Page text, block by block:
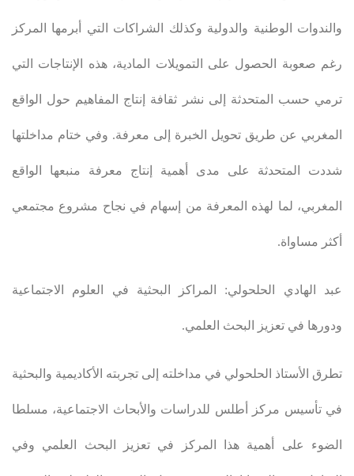
والندوات الوطنية والدولية وكذلك الشراكات التي أبرمها المركز
رغم صعوبة الحصول على التمويلات المادية، هذه الإنتاجات التي
ترمي حسب المتحدثة إلى نشر ثقافة إنتاج المفاهيم حول الواقع
المغربي عن طريق تحويل الخبرة إلى معرفة. وفي ختام مداخلتها
شددت المتحدثة على مدى أهمية إنتاج معرفة منبعها الواقع
المغربي، لما لهذه المعرفة من إسهام في نجاح مشروع مجتمعي
أكثر مساواة.
عبد الهادي الحلحولي: المراكز البحثية في العلوم الاجتماعية
ودورها في تعزيز البحث العلمي.
تطرق الأستاذ الحلحولي في مداخلته إلى تجربته الأكاديمية والبحثية
في تأسيس مركز أطلس للدراسات والأبحاث الاجتماعية، مسلطا
الضوء على أهمية هذا المركز في تعزيز البحث العلمي وفي